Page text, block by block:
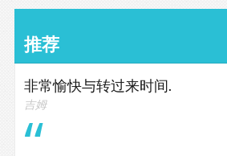
推荐
非常愉快与转过来时间.
吉姆